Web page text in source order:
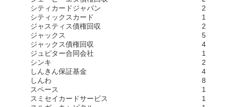
シティカードジャパン
2
シティックスカード
1
ジャスティス債権回収
2
ジャックス
5
ジャックス債権回収
4
ジュピター合同会社
1
シンキ
2
しんきん保証基金
4
しんわ
8
スペース
1
スミセイカードサービス
1